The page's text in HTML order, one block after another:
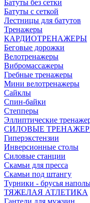
Батуты без сетки
Батуты с сеткой
Лестницы для батутов
Тренажеры
КАРДИОТРЕНАЖЕРЫ
Беговые дорожки
Велотренажеры
Вибромассажеры
Гребные тренажеры
Мини велотренажеры
Сайклы
Спин-байки
Степперы
Эллиптические
СИЛОВЫЕ
Гиперэкстензии
Инверсионные столы
Силовые станции
Скамьи для пресса
Скамьи под штангу
Турники - брусья
ТЯЖЕЛАЯ АТЛЕТИКА
Гантели для мужчин